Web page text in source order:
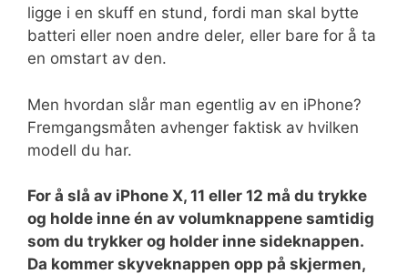
ligge i en skuff en stund, fordi man skal bytte
batteri eller noen andre deler, eller bare for å ta
en omstart av den.
Men hvordan slår man egentlig av en iPhone?
Fremgangsmåten avhenger faktisk av hvilken
modell du har.
For å slå av iPhone X, 11 eller 12 må du trykke
og holde inne én av volumknappene samtidig
som du trykker og holder inne sideknappen.
Da kommer skyveknappen opp på skjermen,